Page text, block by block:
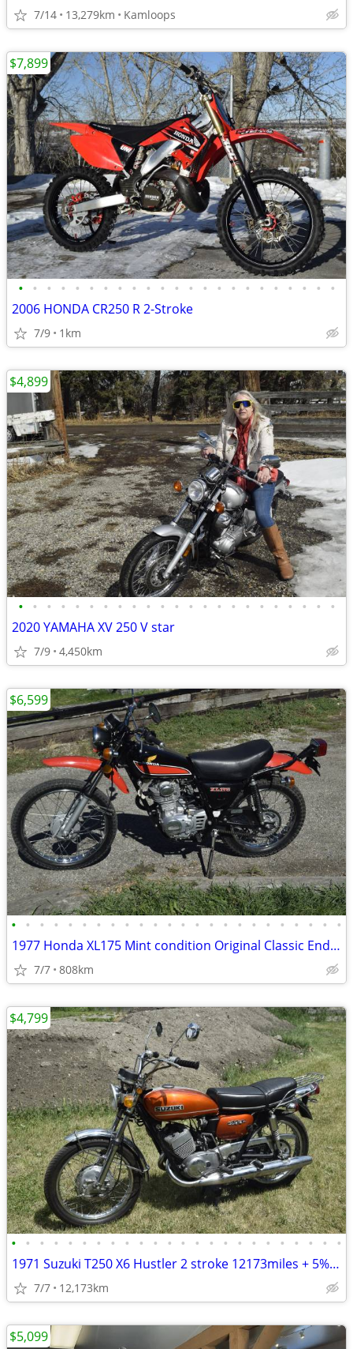
7/14 13,279km Kamloops
• • • • • • • • • • • • • • • • • • • • • • •
2006 HONDA CR250 R 2-Stroke
7/9 1km
$7,899
• • • • • • • • • • • • • • • • • • • • • • •
2020 YAMAHA XV 250 V star
7/9 4,450km
$4,899
• • • • • • • • • • • • • • • • • • • • • • • •
1977 Honda XL175 Mint condition Original Classic Enduro 808 miles + 5%
7/7 808km
$6,599
• • • • • • • • • • • • • • • • • • • • • • • •
1971 Suzuki T250 X6 Hustler 2 stroke 12173miles + 5% GST. (No endless
7/7 12,173km
$4,799
$5,099